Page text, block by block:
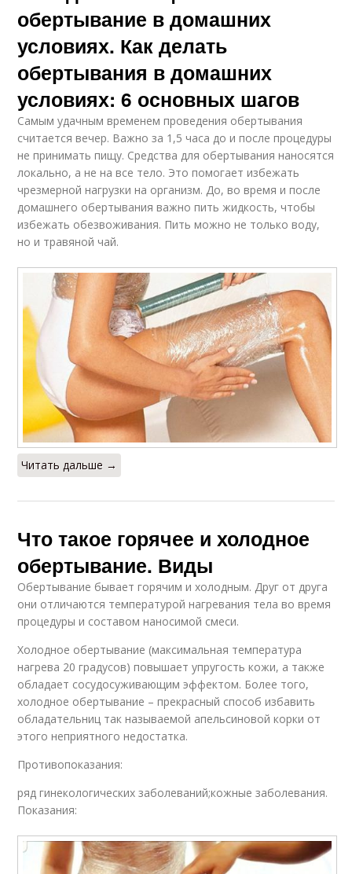
обертывание в домашних
условиях. Как делать
обертывания в домашних
условиях: 6 основных шагов
Самым удачным временем проведения обертывания
считается вечер. Важно за 1,5 часа до и после процедуры
не принимать пищу. Средства для обертывания наносятся
локально, а не на все тело. Это помогает избежать
чрезмерной нагрузки на организм. До, во время и после
домашнего обертывания важно пить жидкость, чтобы
избежать обезвоживания. Пить можно не только воду,
но и травяной чай.
Читать дальше →
Что такое горячее и холодное
обертывание. Виды
Обертывание бывает горячим и холодным. Друг от друга
они отличаются температурой нагревания тела во время
процедуры и составом наносимой смеси.
Холодное обертывание (максимальная температура
нагрева 20 градусов) повышает упругость кожи, а также
обладает сосудосуживающим эффектом. Более того,
холодное обертывание – прекрасный способ избавить
обладательниц так называемой апельсиновой корки от
этого неприятного недостатка.
Противопоказания:
ряд гинекологических заболеваний;кожные заболевания.
Показания: